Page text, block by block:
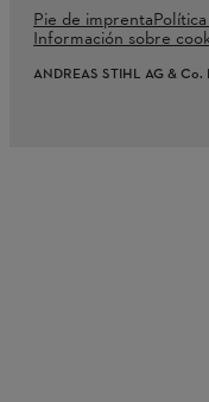
Pie de imprenta
Información sobre
ANDREAS STIHL AG &